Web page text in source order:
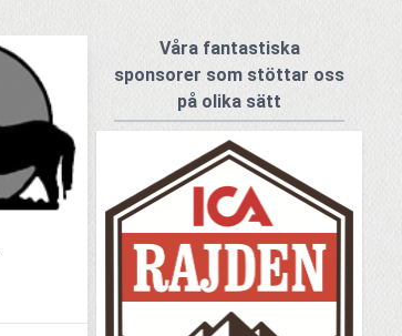
Våra fantastiska
sponsorer som stöttar oss
på olika sätt